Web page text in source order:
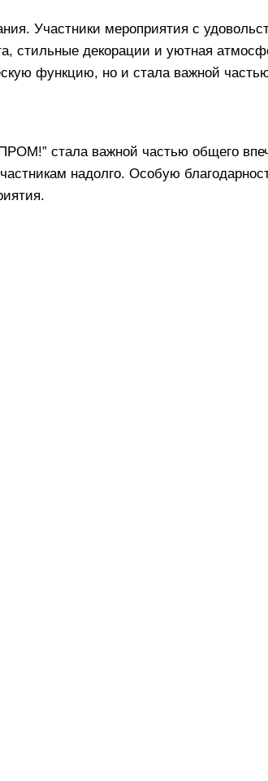
Участники мероприятия с
стильные декорации и уютная
функцию, но и стала важной
стала важной частью общего
надолго. Особую